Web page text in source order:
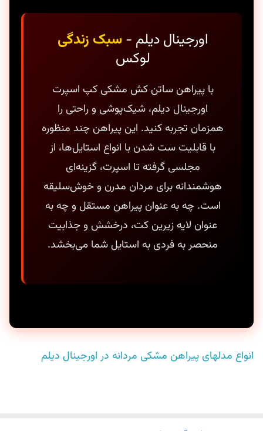
اورجینال دیلم -سبک زندگی
لوکس
با پیراهن ساتن کش مشکی کپ اسپرت
اورجینال دیلم، شیک‌پوشی و راحتی را
همزمان تجربه کنید. این پیراهن چند منظوره
با قابلیت ست شدن با انواع استایل‌ها، از
مجلسی گرفته تا اسپرت، گزینه‌ای
هوشمندانه برای مردان مدرن و خوش‌سلیقه
است. چه به عنوان پیراهن مستقل و چه به
عنوان لایه زیرین کت، درخشش و جذابیت
منحصر به فردی به استایل شما می‌بخشد.
انواع مدلهای پیراهن مشکی مردانه در اورجینال دیلم